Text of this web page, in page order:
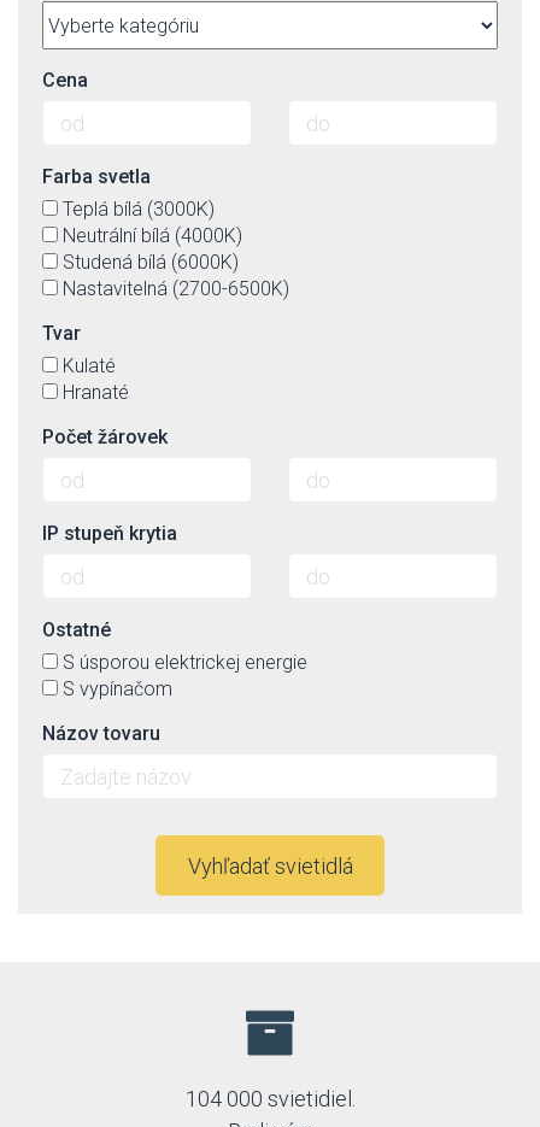
Cena
Farba svetla
Teplá bílá (3000K)
Neutrální bílá (4000K)
Studená bílá (6000K)
Nastavitelná (2700-6500K)
Tvar
Kulaté
Hranaté
Počet žárovek
IP stupeň krytia
Ostatné
S úsporou elektrickej energie
S vypínačom
Názov tovaru
Vyhľadať svietidlá
104 000 svietidiel.